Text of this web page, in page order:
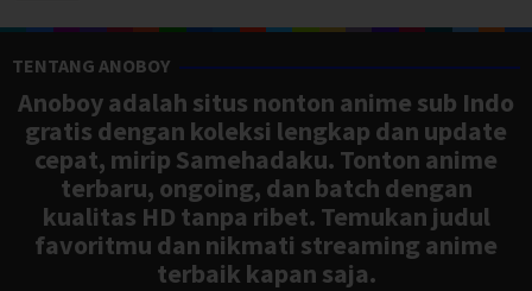
TENTANG ANOBOY
Anoboy adalah situs nonton anime sub Indo
gratis dengan koleksi lengkap dan update
cepat, mirip Samehadaku. Tonton anime
terbaru, ongoing, dan batch dengan
kualitas HD tanpa ribet. Temukan judul
favoritmu dan nikmati streaming anime
terbaik kapan saja.